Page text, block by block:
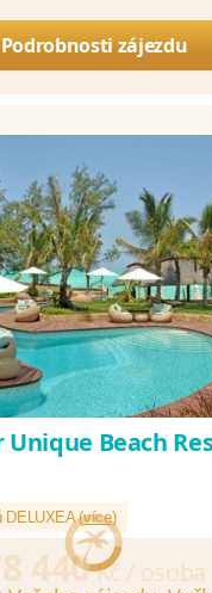
Podrobnosti zájezdu
Beach
DELUXEA (více)
440Kč / osoba